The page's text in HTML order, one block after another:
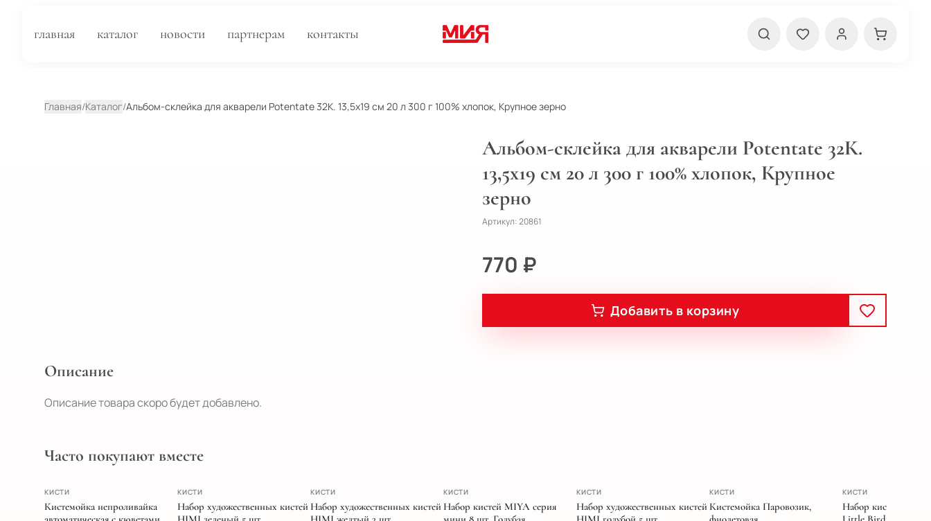
главная каталог новости партнерам контакты
Главная/Каталог/Альбом-склейка для акварели Potentate 32К. 13,5х19 см 20 л 300 г 100% хлопок, Крупное зерно
Альбом-склейка для акварели Potentate 32К.
13,5х19 см 20 л 300 г 100% хлопок, Крупное
зерно
Артикул:20861
770 ₽
Добавить в корзину
Описание
Описание товара скоро будет добавлено.
Часто покупают вместе
КИСТИ
Кистемойка непроливайка
КИСТИ
Набор художественных кистей
КИСТИ
Набор художественных кистей
КИСТИ
Набор кистей MIYA серия
КИСТИ
Набор художественных кистей
КИСТИ
Кистемойка Паровозик,
КИСТИ
Набор кистей MIYA